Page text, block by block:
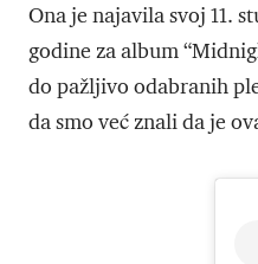
Ona je najavila svoj 11.
godine za album
do pažljivo odabranih
da smo već znali da je